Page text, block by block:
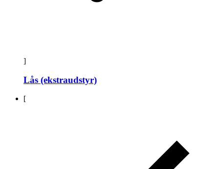
]
Lås (ekstraudstyr)
[